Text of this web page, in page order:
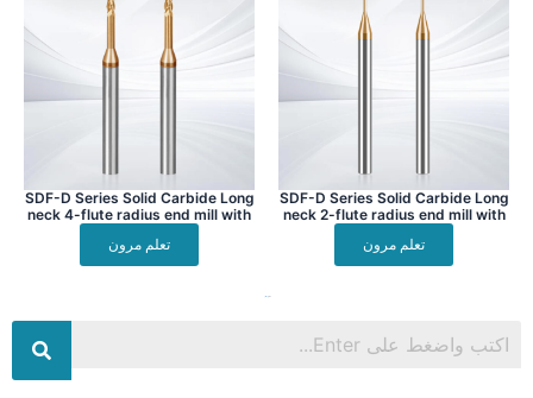
SDF-D Series Solid Carbide Long
neck 2-flute radius end mill with
تعلم مرون
SDF-D Series Solid Carbide Long
neck 4-flute radius end mill with
تعلم مرون